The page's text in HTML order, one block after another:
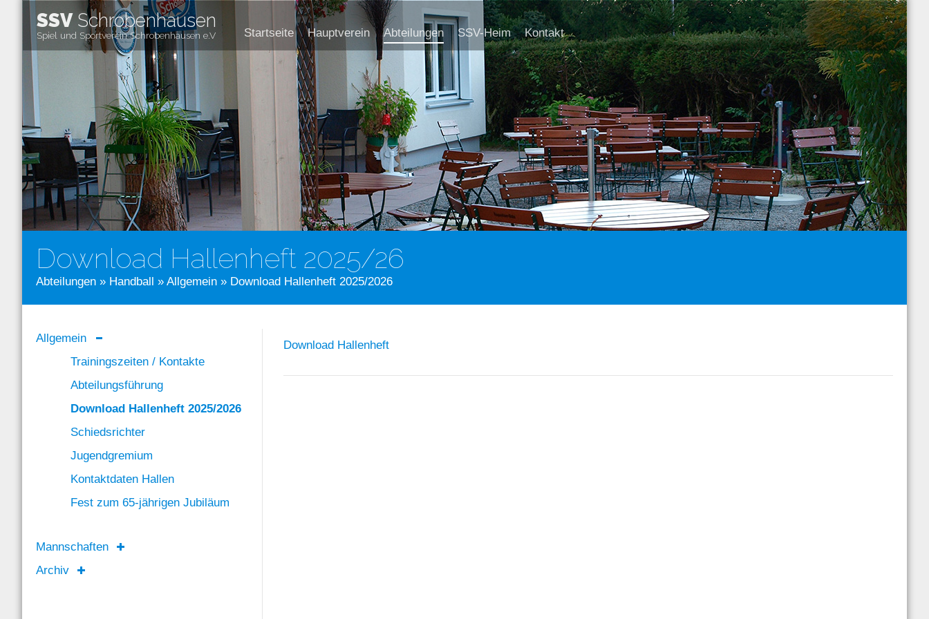
SSVSchrobenhausen
Spiel und Sportverein Schrobenhausen e.V Startseite Hauptverein Abteilungen SSV-Heim Kontakt
Download Hallenheft 2025/26
Abteilungen » Handball » Allgemein » Download Hallenheft 2025/2026
Allgemein
Trainingszeiten / Kontakte
Abteilungsführung
Download Hallenheft 2025/2026
Schiedsrichter
Jugendgremium
Kontaktdaten Hallen
Fest zum 65-jährigen Jubiläum
Mannschaften
Archiv
Download Hallenheft